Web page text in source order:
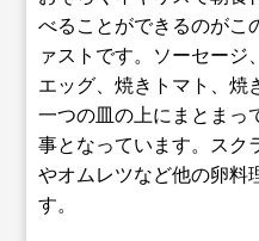
べることができるのがこ
ァストです。ソーセー
エッグ、焼きトマト、焼
一つの皿の上にまとまっ
事となっています。スク
やオムレツなど他の卵料
す。